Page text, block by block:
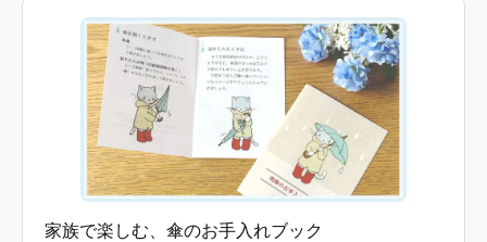
家族で楽しむ、傘のお手入れブック